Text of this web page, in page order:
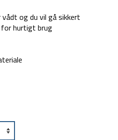
og du vil gå sikkert
hurtigt brug